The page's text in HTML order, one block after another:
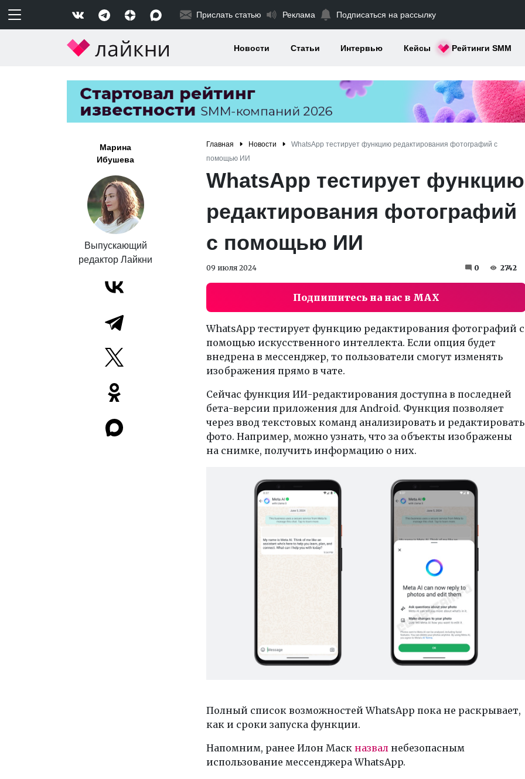
Прислать статью Реклама Подписаться на рассылку
Новости Статьи Интервью Кейсы Рейтинги SMM
Марина
Ибушева
Выпускающий
редактор Лайкни
Главная Новости
WhatsApp тестирует функцию редактирования фотографий с
помощью ИИ
WhatsApp тестирует функцию
редактирования фотографий
с помощью ИИ
09 июля 2024 0 2742
Подпишитесь на нас в MAX
WhatsApp тестирует функцию редактирования фотографий с
помощью искусственного интеллекта. Если опция будет
внедрена в мессенджер, то пользователи смогут изменять
изображения прямо в чате.
Сейчас функция ИИ-редактирования доступна в последней
бета-версии приложения для Android. Функция позволяет
через ввод текстовых команд анализировать и редактировать
фото. Например, можно узнать, что за объекты изображены
на снимке, получить информацию о них.
Полный список возможностей WhatsApp пока не раскрывает,
как и сроки запуска функции.
Напомним, ранее Илон Маск назвалнебезопасным
использование мессенджера WhatsApp.